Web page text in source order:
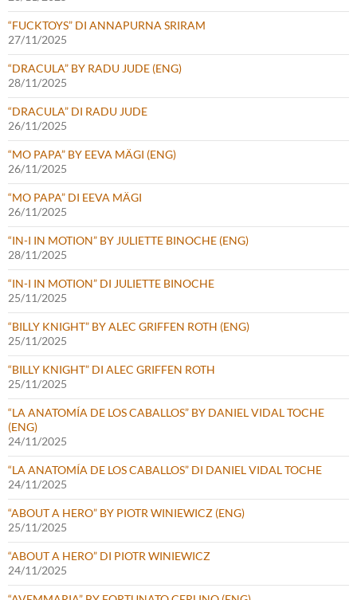
“FUCKTOYS” DI ANNAPURNA SRIRAM
27/11/2025
“DRACULA” BY RADU JUDE (ENG)
28/11/2025
“DRACULA” DI RADU JUDE
26/11/2025
“MO PAPA” BY EEVA MÄGI (ENG)
26/11/2025
“MO PAPA” DI EEVA MÄGI
26/11/2025
“IN-I IN MOTION” BY JULIETTE BINOCHE (ENG)
28/11/2025
“IN-I IN MOTION” DI JULIETTE BINOCHE
25/11/2025
“BILLY KNIGHT” BY ALEC GRIFFEN ROTH (ENG)
25/11/2025
“BILLY KNIGHT” DI ALEC GRIFFEN ROTH
25/11/2025
“LA ANATOMÍA DE LOS CABALLOS” BY DANIEL VIDAL TOCHE
(ENG)
24/11/2025
“LA ANATOMÍA DE LOS CABALLOS” DI DANIEL VIDAL TOCHE
24/11/2025
“ABOUT A HERO” BY PIOTR WINIEWICZ (ENG)
25/11/2025
“ABOUT A HERO” DI PIOTR WINIEWICZ
24/11/2025